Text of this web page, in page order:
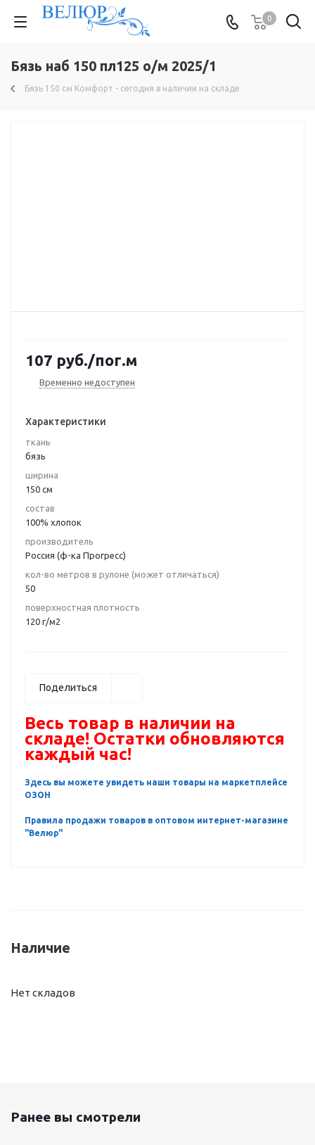
0
Бязь наб 150 пл125 о/м 2025/1
Бязь 150 см Комфорт - сегодня в наличии на складе
107 руб./пог.м
Временно недоступен
Характеристики
ткань
бязь
ширина
150 см
состав
100% хлопок
производитель
Россия (ф-ка Прогресс)
кол-во метров в рулоне (может отличаться)
50
поверхностная плотность
120 г/м2
Поделиться
Весь товар в наличии на
складе! Остатки обновляются
каждый час!
Здесь вы можете увидеть наши товары на маркетплейсе
ОЗОН
Правила продажи товаров в оптовом интернет-магазине
"Велюр"
Наличие
Нет складов
Ранее вы смотрели